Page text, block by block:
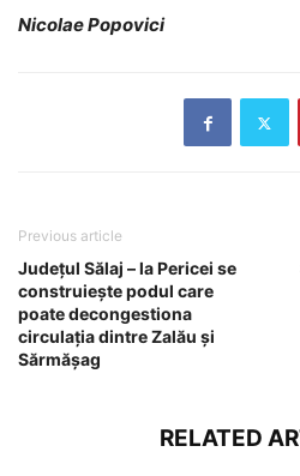
Nicolae Popovici
Previous article
Județul Sălaj – la Pericei se
construiește podul care
poate decongestiona
circulația dintre Zalău și
Sărmășag
RELATED